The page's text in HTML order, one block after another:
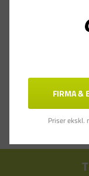
FIRMA &
Priser ekskl.